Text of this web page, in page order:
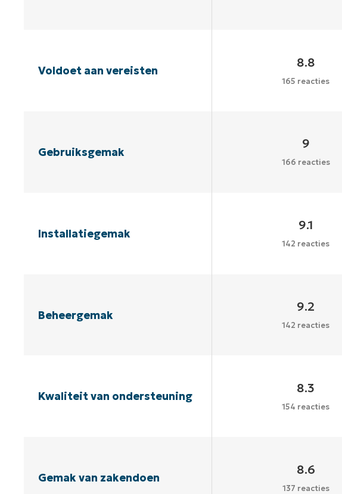
Voldoet aan vereisten
8.8
165 reacties
Gebruiksgemak
9
166 reacties
Installatiegemak
9.1
142 reacties
Beheergemak
9.2
142 reacties
Kwaliteit van ondersteuning
8.3
154 reacties
Gemak van zakendoen
8.6
137 reacties